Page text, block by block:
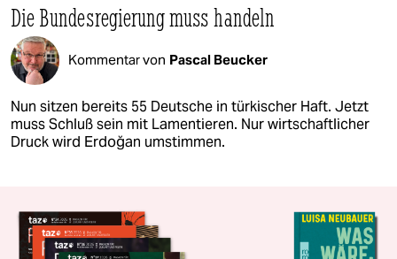
Die Bundesregierung muss handeln
Kommentar von Pascal Beucker
Nun sitzen bereits 55 Deutsche in türkischer Haft. Jetzt
muss Schluß sein mit Lamentieren. Nur wirtschaftlicher
Druck wird Erdoğan umstimmen.